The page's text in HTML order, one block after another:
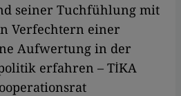
seiner Tuchfühlung mit
Verfechtern einer
Aufwertung in der
erfahren – TİKA